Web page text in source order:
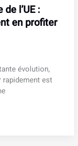
l’UE :
en profiter
évolution,
rapidement est